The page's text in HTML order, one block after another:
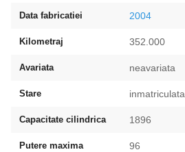
Data fabricatiei 2004
Kilometraj 352.000
Avariata neavariata
Stare inmatriculata
Capacitate cilindrica 1896
Putere maxima 96